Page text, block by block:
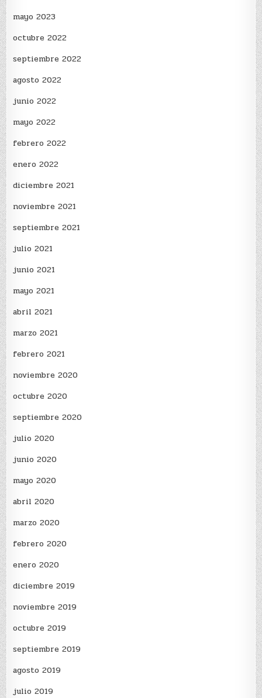
mayo 2023
octubre 2022
septiembre 2022
agosto 2022
junio 2022
mayo 2022
febrero 2022
enero 2022
diciembre 2021
noviembre 2021
septiembre 2021
julio 2021
junio 2021
mayo 2021
abril 2021
marzo 2021
febrero 2021
noviembre 2020
octubre 2020
septiembre 2020
julio 2020
junio 2020
mayo 2020
abril 2020
marzo 2020
febrero 2020
enero 2020
diciembre 2019
noviembre 2019
octubre 2019
septiembre 2019
agosto 2019
julio 2019